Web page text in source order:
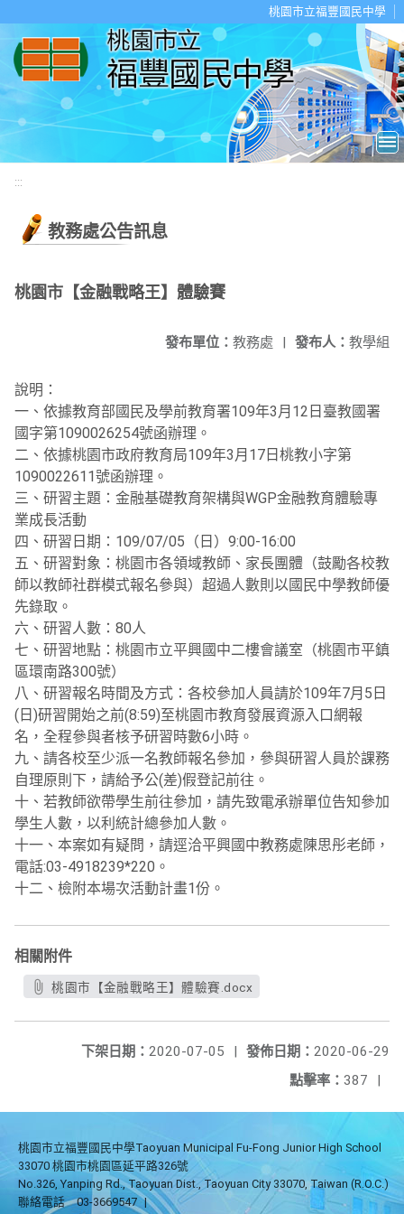
桃園市立福豐國民中學
:::
教務處公告訊息
桃園市【金融戰略王】體驗賽
發布人： 教學組
發布單位： 教務處 |
說明：
一、依據教育部國民及學前教育署109年3月12日臺教國署
國字第1090026254號函辦理。
二、依據桃園市政府教育局109年3月17日桃教小字第
1090022611號函辦理。
三、研習主題：金融基礎教育架構與WGP金融教育體驗專
業成長活動
四、研習日期：109/07/05（日）9:00-16:00
五、研習對象：桃園市各領域教師、家長團體（鼓勵各校教
師以教師社群模式報名參與）超過人數則以國民中學教師優
先錄取。
六、研習人數：80人
七、研習地點：桃園市立平興國中二樓會議室（桃園市平鎮
區環南路300號）
八、研習報名時間及方式：各校參加人員請於109年7月5日
(日)研習開始之前(8:59)至桃園市教育發展資源入口網報
名，全程參與者核予研習時數6小時。
九、請各校至少派一名教師報名參加，參與研習人員於課務
自理原則下，請給予公(差)假登記前往。
十、若教師欲帶學生前往參加，請先致電承辦單位告知參加
學生人數，以利統計總參加人數。
十一、本案如有疑問，請逕洽平興國中教務處陳思彤老師，
電話:03-4918239*220。
十二、檢附本場次活動計畫1份。
相關附件
桃園市【金融戰略王】體驗賽.docx
發佈日期： 2020-06-29
下架日期： 2020-07-05
|
點擊率： 387 |
桃園市立福豐國民中學Taoyuan Municipal Fu-Fong Junior High School
33070 桃園市桃園區延平路326號
No.326, Yanping Rd., Taoyuan Dist., Taoyuan City 33070, Taiwan (R.O.C.)
聯絡電話
03-3669547 |